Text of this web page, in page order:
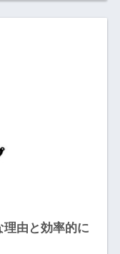
由と効率的に